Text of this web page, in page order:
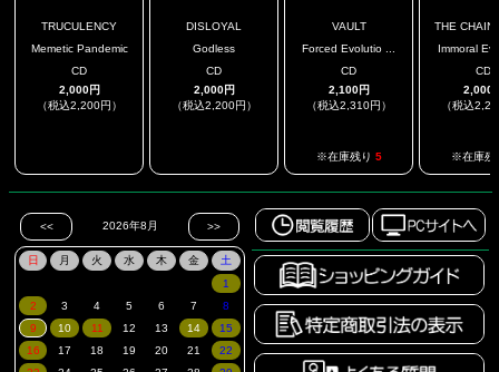
TRUCULENCY
Memetic Pandemic
CD
2,000円
（税込2,200円）
DISLOYAL
Godless
CD
2,000円
（税込2,200円）
VAULT
Forced Evolutio ...
CD
2,100円
（税込2,310円）
※在庫残り 5
THE
Immoral
CD
2,000
（税込
※在庫残